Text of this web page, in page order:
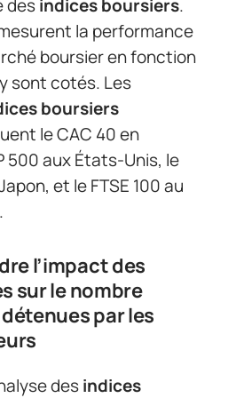
desindices boursiers.
la performance
boursier en fonction
sont cotés. Les
boursiers
le CAC 40 en
500 aux États-Unis, le
et le FTSE 100 au
l’impact des
sur le nombre
par les
desindices